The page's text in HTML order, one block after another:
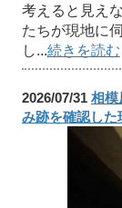
考えると見え
たちが現地に
し...続きを読む
2026/07/31 相模
み跡を確認した